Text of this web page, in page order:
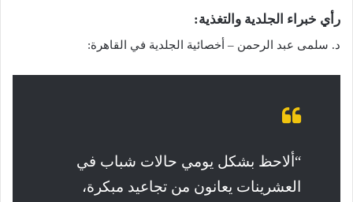
رأي خبراء الجلدية والتغذية:
د. سلمى عبد الرحمن – أخصائية الجلدية في القاهرة:
“ألاحظ بشكل يومي حالات شباب في
العشرينات يعانون من تجاعيد مبكرة،